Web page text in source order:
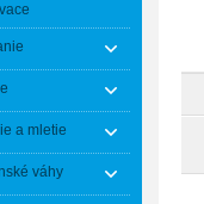
a mletie
váhy